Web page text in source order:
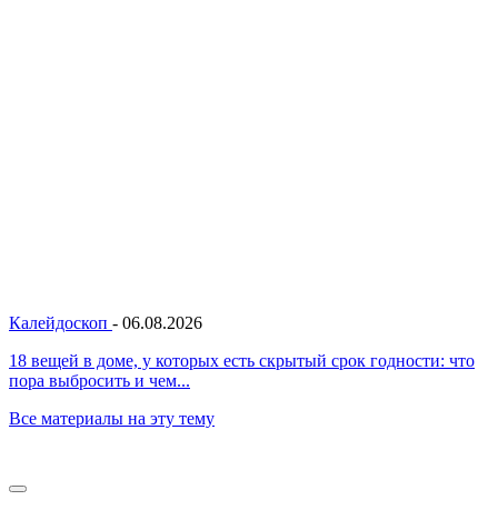
Калейдоскоп - 06.08.2026
18 вещей в доме, у которых есть скрытый срок годности: что
пора выбросить и чем...
Все материалы на эту тему